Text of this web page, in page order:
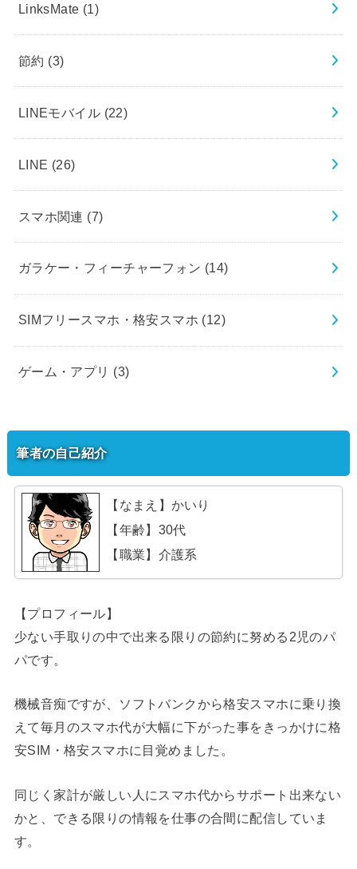
LinksMate (1)
節約 (3)
LINEモバイル (22)
LINE (26)
スマホ関連 (7)
ガラケー・フィーチャーフォン (14)
SIMフリースマホ・格安スマホ (12)
ゲーム・アプリ (3)
筆者の自己紹介
【なまえ】かいり
【年齢】30代
【職業】介護系
【プロフィール】
少ない手取りの中で出来る限りの節約に努める2児のパ
パです。
機械音痴ですが、ソフトバンクから格安スマホに乗り換
えて毎月のスマホ代が大幅に下がった事をきっかけに格
安SIM・格安スマホに目覚めました。
同じく家計が厳しい人にスマホ代からサポート出来ない
かと、できる限りの情報を仕事の合間に配信していま
す。